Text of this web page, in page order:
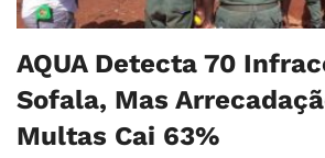
AQUA Detecta 70
Sofala, Mas
Multas Cai 63%